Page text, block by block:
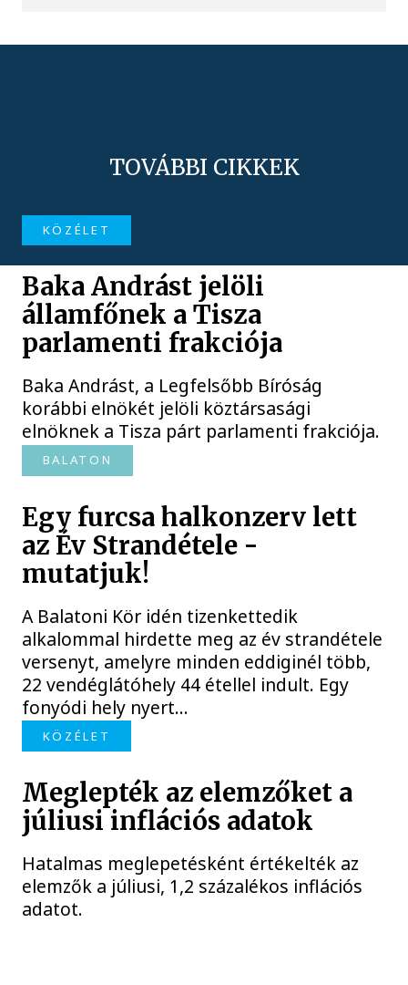
TOVÁBBI CIKKEK
KÖZÉLET
Baka Andrást jelöli
államfőnek a Tisza
parlamenti frakciója
Baka Andrást, a Legfelsőbb Bíróság
korábbi elnökét jelöli köztársasági
elnöknek a Tisza párt parlamenti frakciója.
BALATON
Egy furcsa halkonzerv lett
az Év Strandétele -
mutatjuk!
A Balatoni Kör idén tizenkettedik
alkalommal hirdette meg az év strandétele
versenyt, amelyre minden eddiginél több,
22 vendéglátóhely 44 étellel indult. Egy
fonyódi hely nyert...
KÖZÉLET
Meglepték az elemzőket a
júliusi inflációs adatok
Hatalmas meglepetésként értékelték az
elemzők a júliusi, 1,2 százalékos inflációs
adatot.